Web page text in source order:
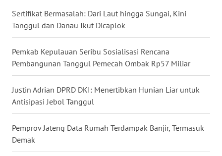
Sertifikat Bermasalah: Dari Laut hingga Sungai, Kini
Tanggul dan Danau Ikut Dicaplok
Pemkab Kepulauan Seribu Sosialisasi Rencana
Pembangunan Tanggul Pemecah Ombak Rp57 Miliar
Justin Adrian DPRD DKI: Menertibkan Hunian Liar untuk
Antisipasi Jebol Tanggul
Pemprov Jateng Data Rumah Terdampak Banjir, Termasuk
Demak
WN
NUSANTARA
WN
JOGJA
WN
BALI